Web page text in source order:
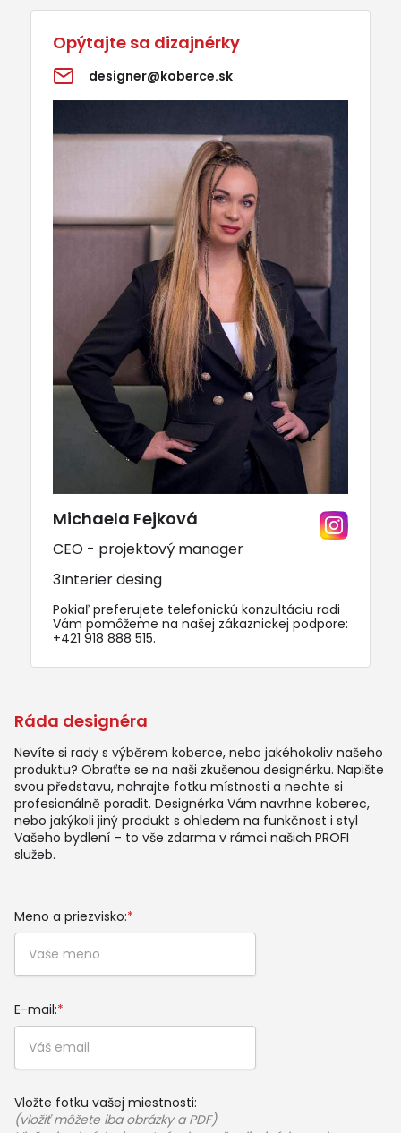
Ráda designéra
Nevíte si rady s výběrem koberce, nebo jakéhokoliv našeho
produktu? Obraťte se na naši zkušenou designérku. Napište
svou představu, nahrajte fotku místnosti a nechte si
profesionálně poradit. Designérka Vám navrhne koberec,
nebo jakýkoli jiný produkt s ohledem na funkčnost i styl
Vašeho bydlení – to vše zdarma v rámci našich PROFI
služeb.
Meno a priezvisko:*
E-mail:*
Vložte fotku vašej miestnosti:
(vložiť môžete iba obrázky a PDF)
Opýtajte sa dizajnérky
designer@koberce.sk
Michaela Fejková
CEO - projektový manager
3Interier desing
Pokiaľ preferujete telefonickú konzultáciu radi
Vám pomôžeme na našej zákaznickej podpore:
+421 918 888 515.